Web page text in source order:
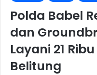
Polda Babel
dan
Layani 21
Belitung